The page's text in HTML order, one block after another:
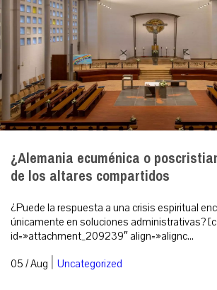
¿Alemania ecuménica o
de los altares compartidos
¿Puede la respuesta a una crisis espiritual
únicamente en soluciones administrativas?
id=»attachment_209239″ align=»alignc...
05 / Aug | Uncategorized